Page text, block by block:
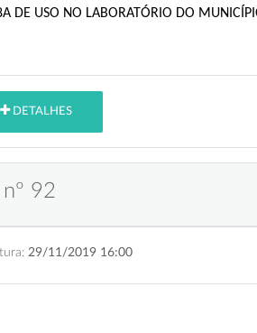
DE USO NO LABORATÓRIO DO
DETALHES
92
29/11/2019 16:00